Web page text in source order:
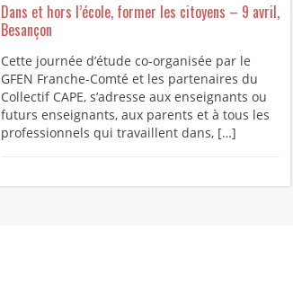
Dans et hors l’école, former les citoyens – 9 avril,
Besançon
Cette journée d’étude co-organisée par le
GFEN Franche-Comté et les partenaires du
Collectif CAPE, s’adresse aux enseignants ou
futurs enseignants, aux parents et à tous les
professionnels qui travaillent dans, […]